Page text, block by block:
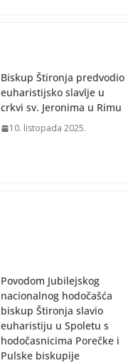
Biskup Štironja predvodio
euharistijsko slavlje u
crkvi sv. Jeronima u Rimu
10. listopada 2025.
Povodom Jubilejskog
nacionalnog hodočašća
biskup Štironja slavio
euharistiju u Spoletu s
hodočasnicima Porečke i
Pulske biskupije